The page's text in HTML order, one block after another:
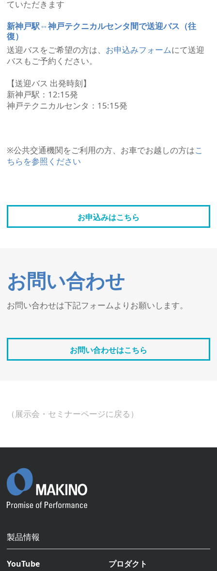
ていただきます
新神戸駅⇔神戸テクニカルセンタ間で送迎バス（往
復）
送迎バスをご希望の方は、 お申込みフォームにて送迎
バスもご予約ください。
【送迎バス 出発時刻】
新神戸駅：12:15発
神戸テクニカルセンタ：15:15発
※公共交通機関をご利用の方、お車でお越しの方はこ
ちらを参照ください
お申込みはこちら
お問い合わせ
お問い合わせは下記フォームよりお願いします。
お問い合わせはこちら
（展示会・セミナーページに戻る）
製品情報
YouTube
プロダクト